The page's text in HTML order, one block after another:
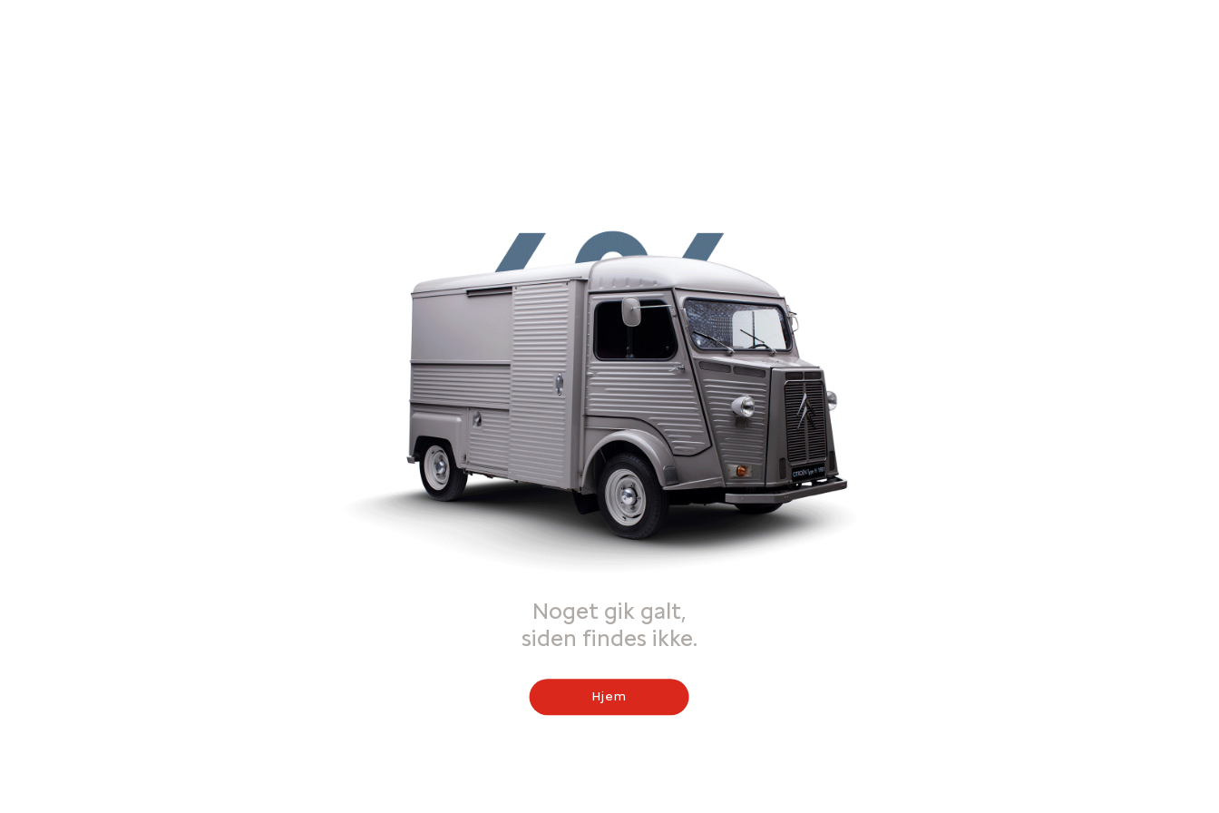
Noget gik galt,
siden findes ikke.
Hjem